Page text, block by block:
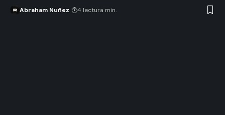
Abraham Nuñez 4 lectura min.